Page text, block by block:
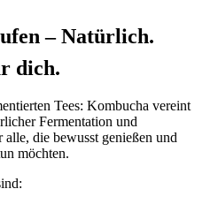
– Natürlich.
dich.
Tees: Kombucha vereint
Fermentation und
die bewusst genießen und
möchten.